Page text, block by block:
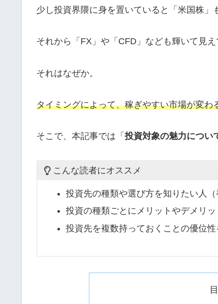
少し投資界隈に身を置いていると「米国株」
それから「FX」や「CFD」なども輝いて見え
それはなぜか。
タイミングによって、稼ぎやすい市場が変わ
そこで、本記事では「投資対象の魅力につい
こんな読者にオススメ
投資先の種類や選び方を知りたい人（
投資の種類ごとにメリットやデメリ
投資先を複数持っておくことの優位性